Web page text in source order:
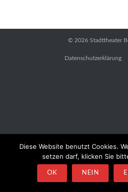
© 2026 Stadttheater
Datenschutzerklärung
Diese Website benutzt Cookies.
setzen darf, klicken Sie
OK NEIN